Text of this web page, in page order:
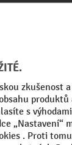
bez
Segmentu
Technické